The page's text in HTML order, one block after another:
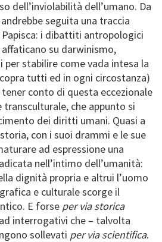
dell’inviolabilità dell’umano. Da
seguita una traccia
i dibattiti antropologici
su darwinismo,
stabilire come vada intesa la
tutti ed in ogni circostanza)
conto di questa eccezionale
transculturale, che appunto si
dei diritti umani. Quasi a
con i suoi drammi e le sue
ad espressione una
nell’intimo dell’umanità:
dignità propria e altrui l’uomo
e culturale scorge il
E forse per via storica
interrogativi che – talvolta
sollevati per via scientifica.